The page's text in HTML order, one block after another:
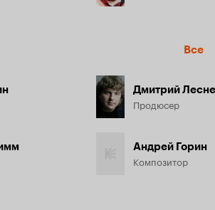
Все
Дмитрий
Продюсер
Андрей Горин
Композитор